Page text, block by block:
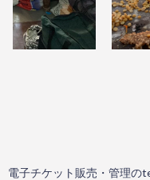
電子チケット販売・管理の